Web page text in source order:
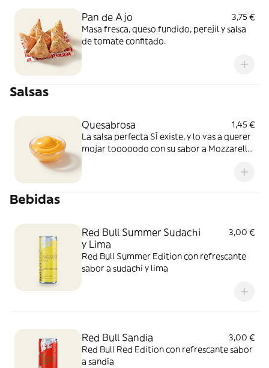
Pan de Ajo
3,75 €
Masa fresca, queso fundido, perejil y salsa
de tomate confitado.
Salsas
Quesabrosa
1,45 €
La salsa perfecta SÍ existe, y lo vas a querer
mojar tooooodo con su sabor a Mozzarella
Bebidas
Red Bull Summer Sudachi
y Lima
3,00 €
Red Bull Summer Edition con refrescante
sabor a sudachi y lima
Red Bull Sandia
3,00 €
Red Bull Red Edition con refrescante sabor
a sandía